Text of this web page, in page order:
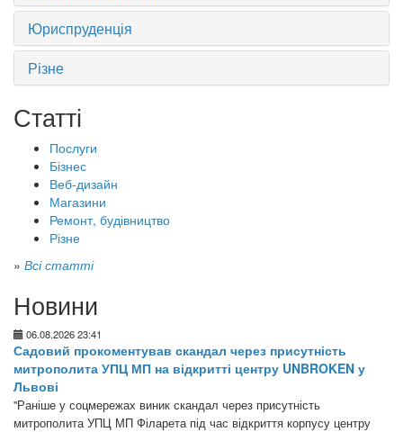
Юриспруденція
Різне
Статті
Послуги
Бізнес
Веб-дизайн
Магазини
Ремонт, будівництво
Різне
» Всі статті
Новини
06.08.2026 23:41
Садовий прокоментував скандал через присутність
митрополита УПЦ МП на відкритті центру UNBROKEN у
Львові
"Раніше у соцмережах виник скандал через присутність
митрополита УПЦ МП Філарета під час відкриття корпусу центру